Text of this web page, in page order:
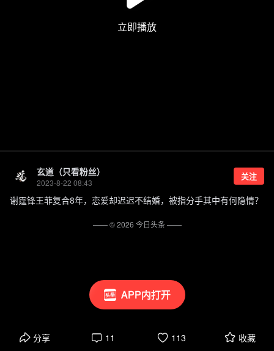
APP内打开
玄道（只看粉丝）
2023-8-22 08:43
关注
谢霆锋王菲复合8年，恋爱却迟迟不结婚，被指分手其中有何隐情？
分享 11 113 收藏
—— ©2026 今日头条——